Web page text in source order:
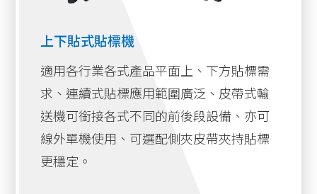
上下貼式貼標機
適用各行業各式產品平面上、下方貼標需
求、連續式貼標應用範圍廣泛、皮帶式輸
送機可銜接各式不同的前後段設備、亦可
線外單機使用、可選配側夾皮帶夾持貼標
更穩定。